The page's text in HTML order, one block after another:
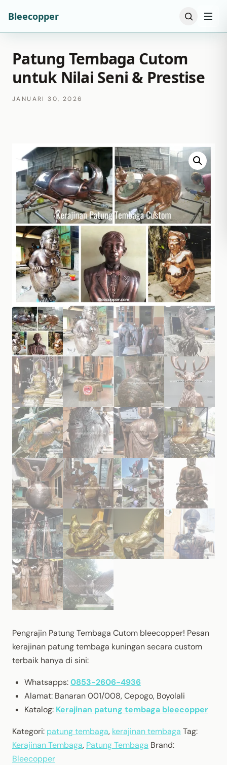
Bleecopper
Patung Tembaga Cutom
untuk Nilai Seni & Prestise
JANUARI 30, 2026
Pengrajin Patung Tembaga Cutom bleecopper! Pesan
kerajinan patung tembaga kuningan secara custom
terbaik hanya di sini:
Whatsapps:0853-2606-4936
Alamat: Banaran 001/008, Cepogo, Boyolali
Katalog: Kerajinan patung tembaga bleecopper
Kategori: patung tembaga, kerajinan tembaga Tag:
Kerajinan Tembaga, Patung Tembaga Brand:
Bleecopper